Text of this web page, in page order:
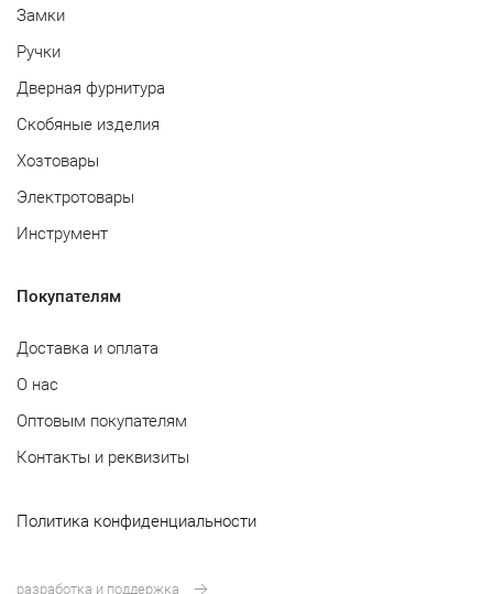
Замки
Ручки
Дверная фурнитура
Скобяные изделия
Хозтовары
Электротовары
Инструмент
Покупателям
Доставка и оплата
О нас
Оптовым покупателям
Контакты и реквизиты
Политика конфиденциальности
разработка и поддержка